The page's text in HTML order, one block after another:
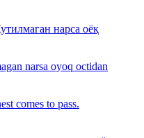
нарса оёқ
narsa oyoq octidan
comes to pass.